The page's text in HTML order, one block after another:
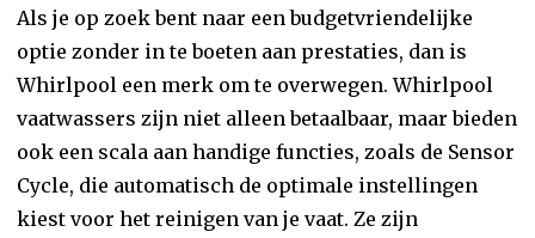
Als je op zoek bent naar een budgetvriendelijke
optie zonder in te boeten aan prestaties, dan is
Whirlpool een merk om te overwegen. Whirlpool
vaatwassers zijn niet alleen betaalbaar, maar bieden
ook een scala aan handige functies, zoals de Sensor
Cycle, die automatisch de optimale instellingen
kiest voor het reinigen van je vaat. Ze zijn